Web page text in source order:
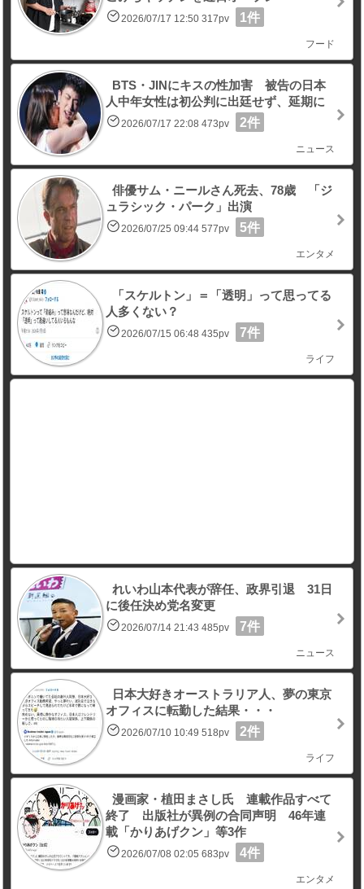
2026/07/17 12:50 317pv 1件
フード
BTS・JINにキスの性加害 被告の日本
人中年女性は初公判に出廷せず、延期に
2026/07/17 22:08 473pv 2件
ニュース
俳優サム・ニールさん死去、78歳 「ジ
ュラシック・パーク」出演
2026/07/25 09:44 577pv 5件
エンタメ
「スケルトン」＝「透明」って思ってる
人多くない？
2026/07/15 06:48 435pv 7件
ライフ
れいわ山本代表が辞任、政界引退 31日
に後任決め党名変更
2026/07/14 21:43 485pv 7件
ニュース
日本大好きオーストラリア人、夢の東京
オフィスに転勤した結果・・・
2026/07/10 10:49 518pv 2件
ライフ
漫画家・植田まさし氏 連載作品すべて
終了 出版社が異例の合同声明 46年連
載「かりあげクン」等3作
2026/07/08 02:05 683pv 4件
エンタメ